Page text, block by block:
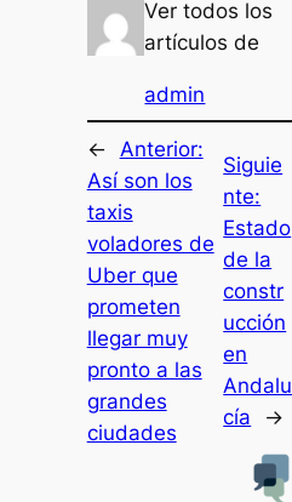
Ver todos los
artículos de
admin
←
Anterior:
Así son los
taxis
voladores de
Uber que
prometen
llegar muy
pronto a las
grandes
ciudades
Siguie
nte:
Estado
de la
constr
ucción
en
Andalu
cía
→